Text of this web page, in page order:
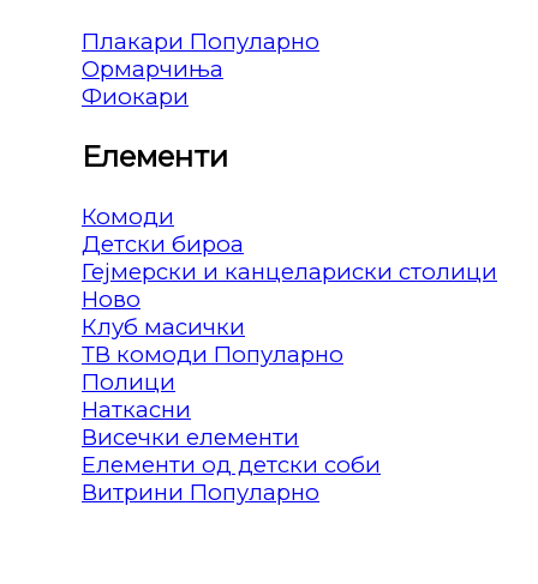
Плакари
Ормарчиња
Фиокари
Елементи
Комоди
Детски бироа
Гејмерски и канцелариски столици
Клуб масички
ТВ комоди
Полици
Наткасни
Висечки елементи
Елементи од детски соби
Витрини